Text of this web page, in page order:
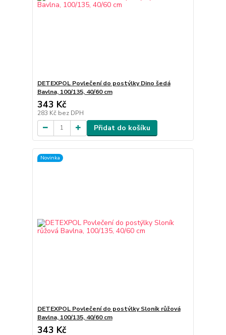
DETEXPOL Povlečení do postýlky Dino šedá
Bavlna, 100/135, 40/60 cm
343 Kč
283 Kč bez DPH
Přidat do košíku
Novinka
DETEXPOL Povlečení do postýlky Sloník růžová
Bavlna, 100/135, 40/60 cm
343 Kč